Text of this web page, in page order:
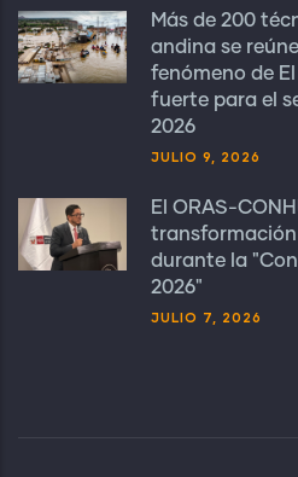
Más de 200
andina se
fenómeno de
fuerte para el
2026
JULIO 9, 2026
El ORAS-
durante la
2026"
JULIO 7, 2026